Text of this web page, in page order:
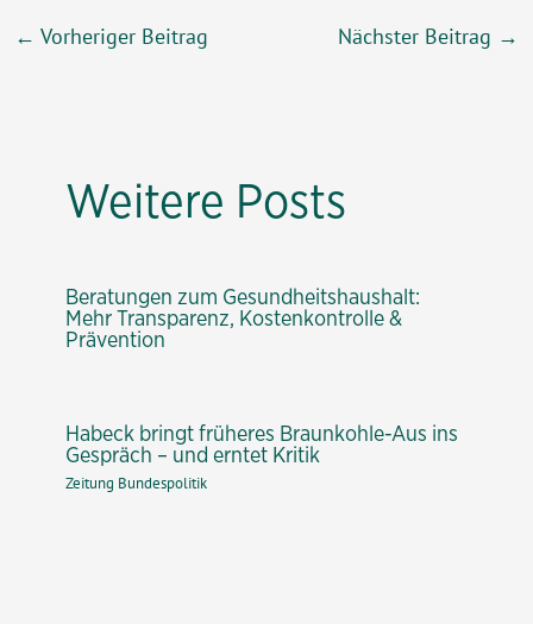
Beitragsnavigation
← Vorheriger Beitrag Nächster Beitrag →
Weitere Posts
Beratungen zum Gesundheitshaushalt:
Mehr Transparenz, Kostenkontrolle &
Prävention
Habeck bringt früheres Braunkohle-Aus ins
Gespräch – und erntet Kritik
Zeitung Bundespolitik